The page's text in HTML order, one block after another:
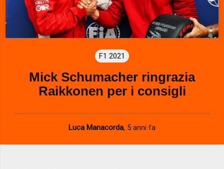
F1 2021
Mick Schumacher ringrazia
Raikkonen per i consigli
Luca Manacorda, 5 anni fa